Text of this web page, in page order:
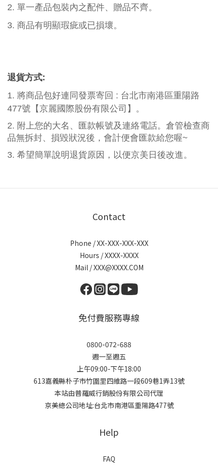
2. 單一產品包裝內之配件、贈品不齊。
3. 商品有明顯瑕疵或已損壞。
退貨方式:
1. 將商品包好連同發票寄回 : 台北市南港區重陽路
477號【京麗國際股份有限公司】。
2. 附上您的大名、匯款帳號及連絡電話。倉管檢查商
品無拆封、損毀狀況後，會計便會匯款給您喔~
3. 希望簡單說明退貨原因，以便京美日後改進。
Contact
Phone / XX-XXX-XXX-XXX
Hours / XXXX-XXXX
Mail / XXX@XXXX.COM
免付費服務專線
0800-072-688
週一至週五
上午09:00-下午18:00
613嘉義縣朴子市竹圍里四維路一段609巷1弄13號
本站由普羅威行銷股份有限公司代理
京美總公司地址:台北市南港區重陽路477號
Help
FAQ